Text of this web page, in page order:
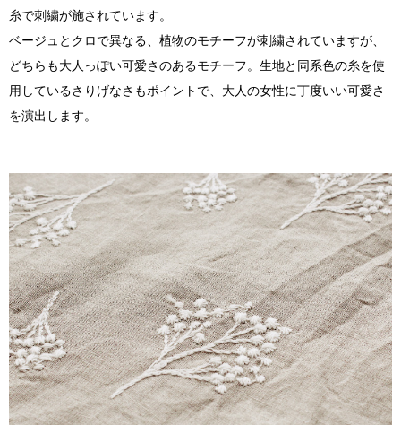
糸で刺繍が施されています。
ベージュとクロで異なる、植物のモチーフが刺繍されていますが、
どちらも大人っぽい可愛さのあるモチーフ。生地と同系色の糸を使
用しているさりげなさもポイントで、大人の女性に丁度いい可愛さ
を演出します。